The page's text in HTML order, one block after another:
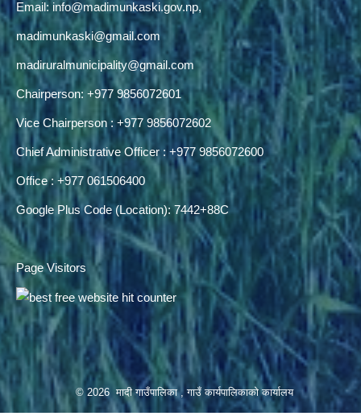
Email: info@madimunkaski.gov.np,
madimunkaski@gmail.com
madiruralmunicipality@gmail.com
Chairperson: +977 9856072601
Vice Chairperson : +977 9856072602
Chief Administrative Officer : +977 9856072600
Office : +977 061506400
Google Plus Code (Location): 7442+88C
Page Visitors
© 2026 मादी गाउँपालिका , गाउँ कार्यपालिकाको कार्यालय